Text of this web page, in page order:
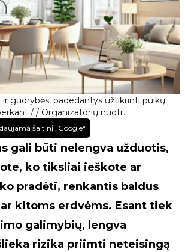
gudrybės, padedantys užtikrinti puikų
/ / Organizatorių nuotr.
šaltinį „Google“
gali būti nelengva užduotis,
ko tiksliai ieškote ar
pradėti, renkantis baldus
kitoms erdvėms. Esant tiek
galimybių, lengva
rizika priimti neteisingą